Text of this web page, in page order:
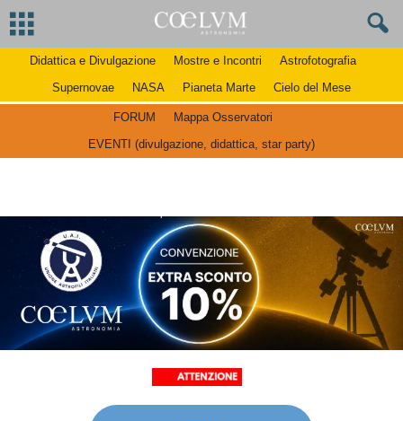
Didattica e Divulgazione Mostre e Incontri
Astrofotografia
Supernovae
NASA Pianeta Marte Cielo del Mese
FORUM
Mappa Osservatori
EVENTI (divulgazione, didattica, star party)